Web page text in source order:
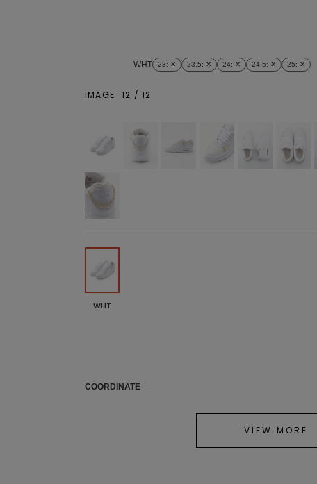
WHT 23: ✕ 23.5: ✕ 24: ✕ 24.5: ✕ 25: ✕
IMAGE 12 /12
WHT
COORDINATE
VIEW MORE